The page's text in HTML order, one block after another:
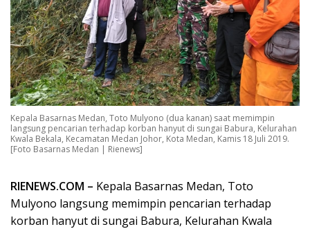
Kepala Basarnas Medan, Toto Mulyono (dua kanan) saat memimpin
langsung pencarian terhadap korban hanyut di sungai Babura, Kelurahan
Kwala Bekala, Kecamatan Medan Johor, Kota Medan, Kamis 18 Juli 2019.
[Foto Basarnas Medan | Rienews]
RIENEWS.COM – Kepala Basarnas Medan, Toto
Mulyono langsung memimpin pencarian terhadap
korban hanyut di sungai Babura, Kelurahan Kwala